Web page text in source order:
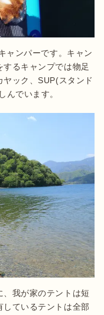
ャンパーです。キャン
るキャンプでは物足
ック、SUP(スタンド
んでいます。
我が家のテントは短
ているテントは全部